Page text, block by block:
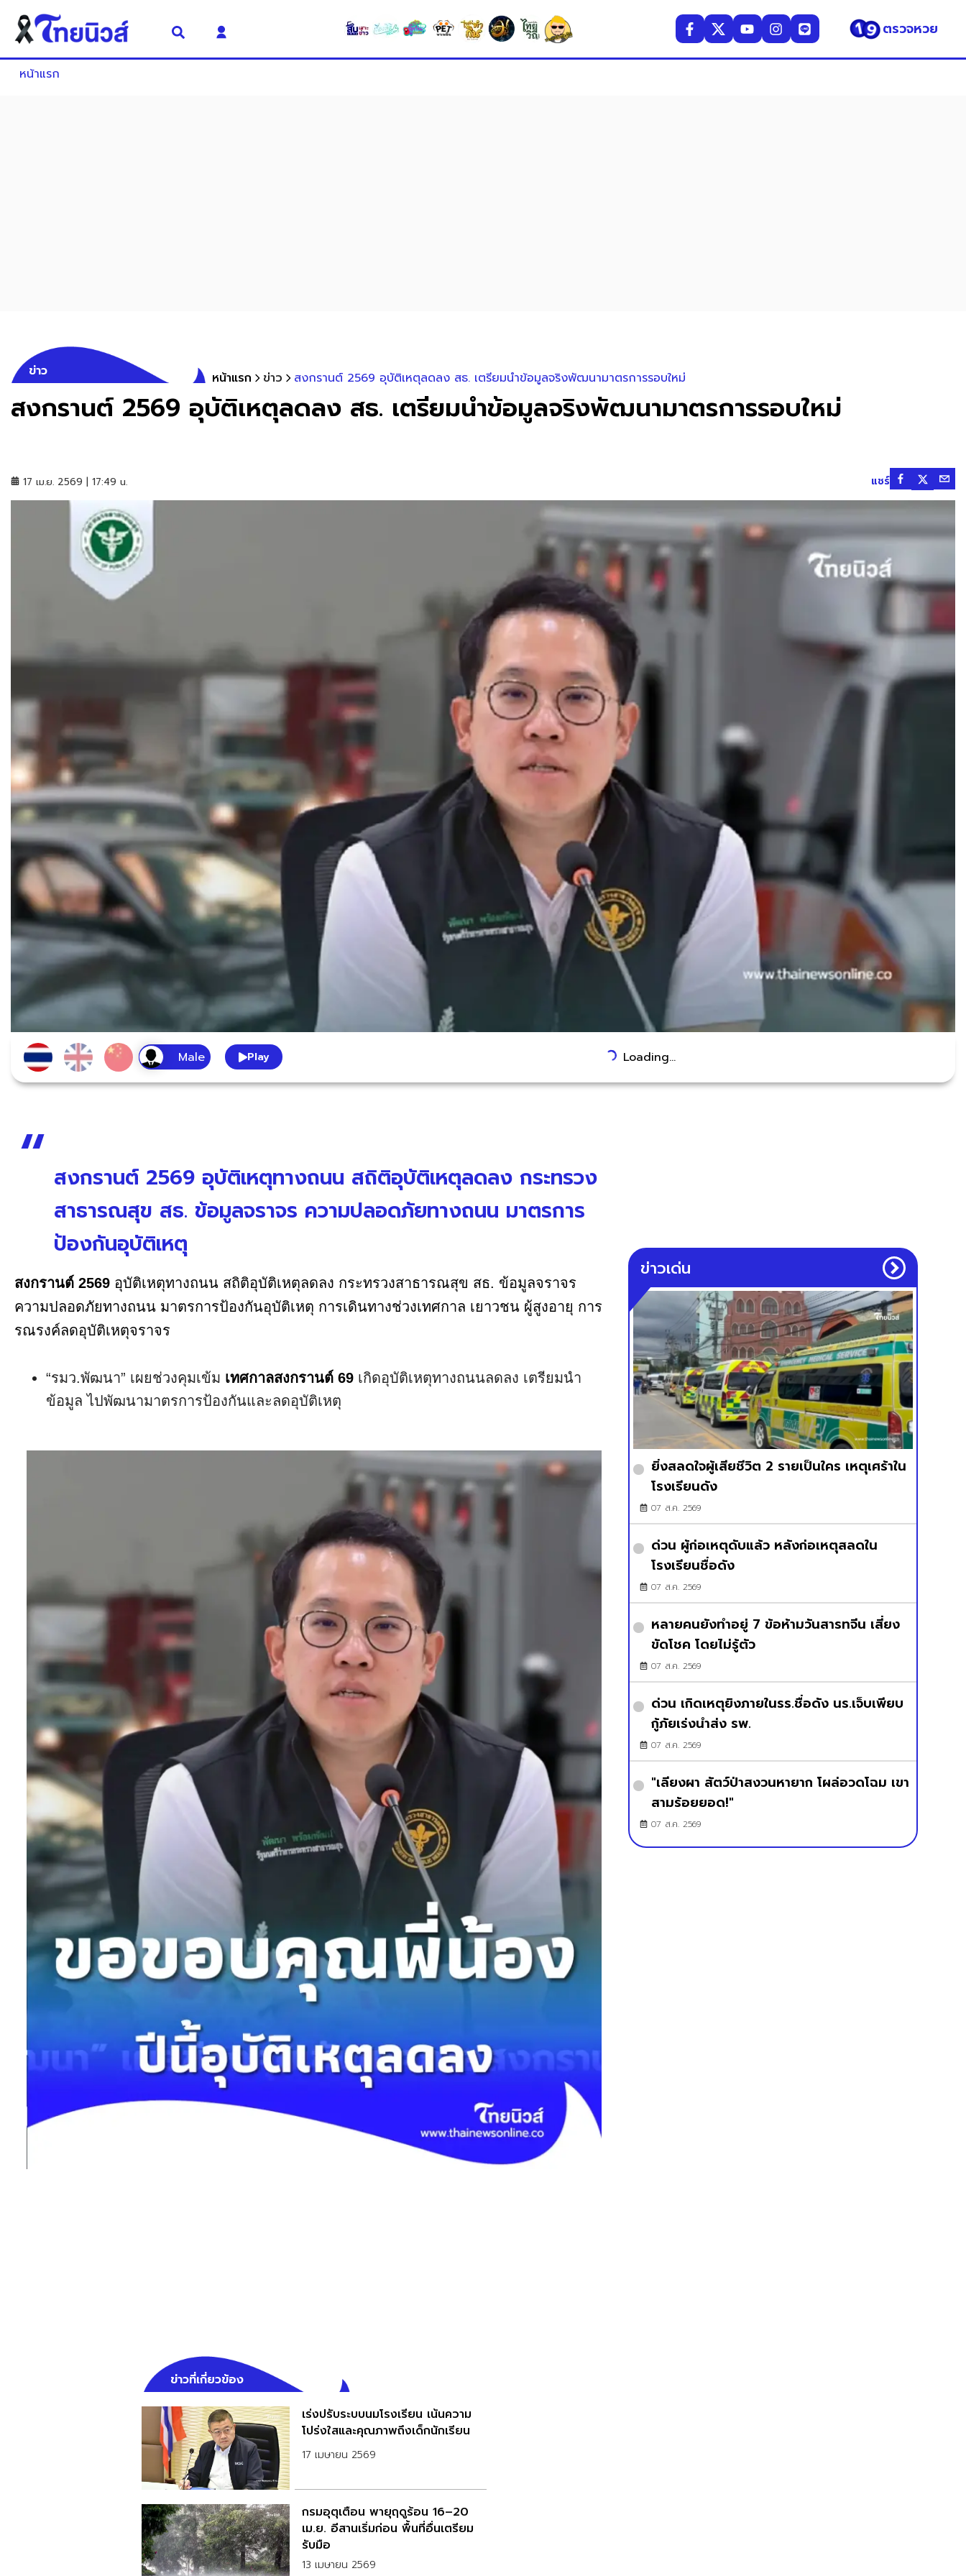
ตรวจหวย
หน้าแรก
ข่าว หน้าแรก ข่าว สงกรานต์ 2569 อุบัติเหตุลดลง สธ. เตรียมนำข้อมูลจริงพัฒนามาตรการรอบใหม่
สงกรานต์ 2569 อุบัติเหตุลดลง สธ. เตรียมนำข้อมูลจริงพัฒนามาตรการรอบใหม่
17 เม.ย. 2569 | 17:49 น. แชร์
Play Loading...
สงกรานต์ 2569 อุบัติเหตุทางถนน สถิติอุบัติเหตุลดลง กระทรวง
สาธารณสุข สธ. ข้อมูลจราจร ความปลอดภัยทางถนน มาตรการ
ป้องกันอุบัติเหตุ
สงกรานต์ 2569 อุบัติเหตุทางถนน สถิติอุบัติเหตุลดลง กระทรวงสาธารณสุข สธ. ข้อมูลจราจร
ความปลอดภัยทางถนน มาตรการป้องกันอุบัติเหตุ การเดินทางช่วงเทศกาล เยาวชน ผู้สูงอายุ การ
รณรงค์ลดอุบัติเหตุจราจร
“รมว.พัฒนา” เผยช่วงคุมเข้ม เทศกาลสงกรานต์ 69 เกิดอุบัติเหตุทางถนนลดลง เตรียมนำ
ข้อมูล ไปพัฒนามาตรการป้องกันและลดอุบัติเหตุ
ข่าวที่เกี่ยวข้อง
เร่งปรับระบบนมโรงเรียน เน้นความ
โปร่งใสและคุณภาพถึงเด็กนักเรียน
17 เมษายน 2569
กรมอุตุเตือน พายุฤดูร้อน 16–20
เม.ย. อีสานเริ่มก่อน พื้นที่อื่นเตรียม
รับมือ
13 เมษายน 2569
ข่าวเด่น
ยิ่งสลดใจผู้เสียชีวิต 2 รายเป็นใคร เหตุเศร้าใน
โรงเรียนดัง
07 ส.ค. 2569
ด่วน ผู้ก่อเหตุดับแล้ว หลังก่อเหตุสลดใน
โรงเรียนชื่อดัง
07 ส.ค. 2569
หลายคนยังทำอยู่ 7 ข้อห้ามวันสารทจีน เสี่ยง
ขัดโชค โดยไม่รู้ตัว
07 ส.ค. 2569
ด่วน เกิดเหตุยิงภายในรร.ชื่อดัง นร.เจ็บเพียบ
กู้ภัยเร่งนำส่ง รพ.
07 ส.ค. 2569
"เลียงผา สัตว์ป่าสงวนหายาก โผล่อวดโฉม เขา
สามร้อยยอด!"
07 ส.ค. 2569